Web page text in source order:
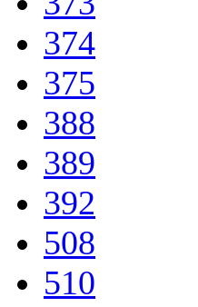
374
375
388
389
392
508
510